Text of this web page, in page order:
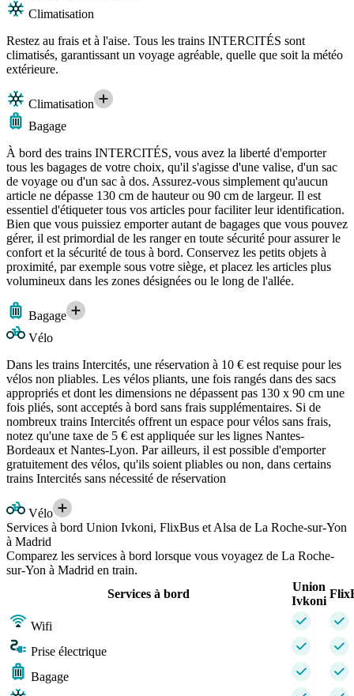
Climatisation
Restez au frais et à l'aise. Tous les trains INTERCITÉS sont
climatisés, garantissant un voyage agréable, quelle que soit la météo
extérieure.
Climatisation
Bagage
À bord des trains INTERCITÉS, vous avez la liberté d'emporter
tous les bagages de votre choix, qu'il s'agisse d'une valise, d'un sac
de voyage ou d'un sac à dos. Assurez-vous simplement qu'aucun
article ne dépasse 130 cm de hauteur ou 90 cm de largeur. Il est
essentiel d'étiqueter tous vos articles pour faciliter leur identification.
Bien que vous puissiez emporter autant de bagages que vous pouvez
gérer, il est primordial de les ranger en toute sécurité pour assurer le
confort et la sécurité de tous à bord. Conservez les petits objets à
proximité, par exemple sous votre siège, et placez les articles plus
volumineux dans les zones désignées ou le long de l'allée.
Bagage
Vélo
Dans les trains Intercités, une réservation à 10 € est requise pour les
vélos non pliables. Les vélos pliants, une fois rangés dans des sacs
appropriés et dont les dimensions ne dépassent pas 130 x 90 cm une
fois pliés, sont acceptés à bord sans frais supplémentaires. Si de
nombreux trains Intercités offrent un espace pour vélos sans frais,
notez qu'une taxe de 5 € est appliquée sur les lignes Nantes-
Bordeaux et Nantes-Lyon. Par ailleurs, il est possible d'emporter
gratuitement des vélos, qu'ils soient pliables ou non, dans certains
trains Intercités sans nécessité de réservation
Vélo
Services à bord Union Ivkoni, FlixBus et Alsa de La Roche-sur-Yon
à Madrid
Comparez les services à bord lorsque vous voyagez de La Roche-
sur-Yon à Madrid en train.
Services à bord
Union
Ivkoni
Wifi
Prise électrique
Bagage